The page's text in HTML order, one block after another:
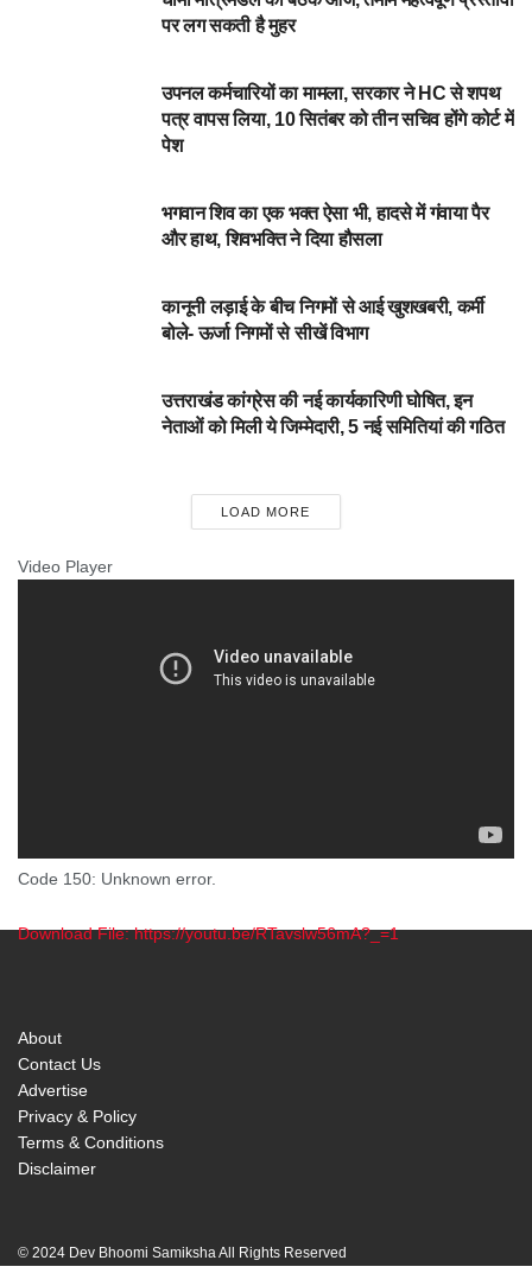
पर लग सकती है मुहर
उपनल कर्मचारियों का मामला, सरकार ने HC से शपथ
पत्र वापस लिया, 10 सितंबर को तीन सचिव होंगे कोर्ट में
पेश
भगवान शिव का एक भक्त ऐसा भी, हादसे में गंवाया पैर
और हाथ, शिवभक्ति ने दिया हौसला
कानूनी लड़ाई के बीच निगमों से आई खुशखबरी, कर्मी
बोले- ऊर्जा निगमों से सीखें विभाग
उत्तराखंड कांग्रेस की नई कार्यकारिणी घोषित, इन
नेताओं को मिली ये जिम्मेदारी, 5 नई समितियां की गठित
LOAD MORE
Video Player
Code 150: Unknown error.
Download File: https://youtu.be/RTavslw56mA?_=1
About
Contact Us
Advertise
Privacy & Policy
Terms & Conditions
Disclaimer
© 2024 Dev Bhoomi Samiksha All Rights Reserved